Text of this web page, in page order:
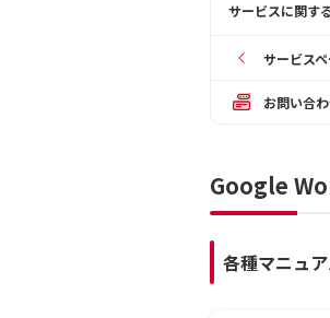
サービスに関す
サービス
お問い合
Google
各種マニュ